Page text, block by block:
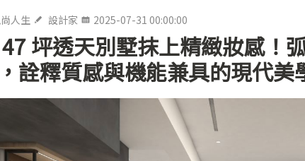
人生 設計家 2025-07-31 00:00:00
坪透天別墅抹上精緻妝感！
詮釋質感與機能兼具的現代美